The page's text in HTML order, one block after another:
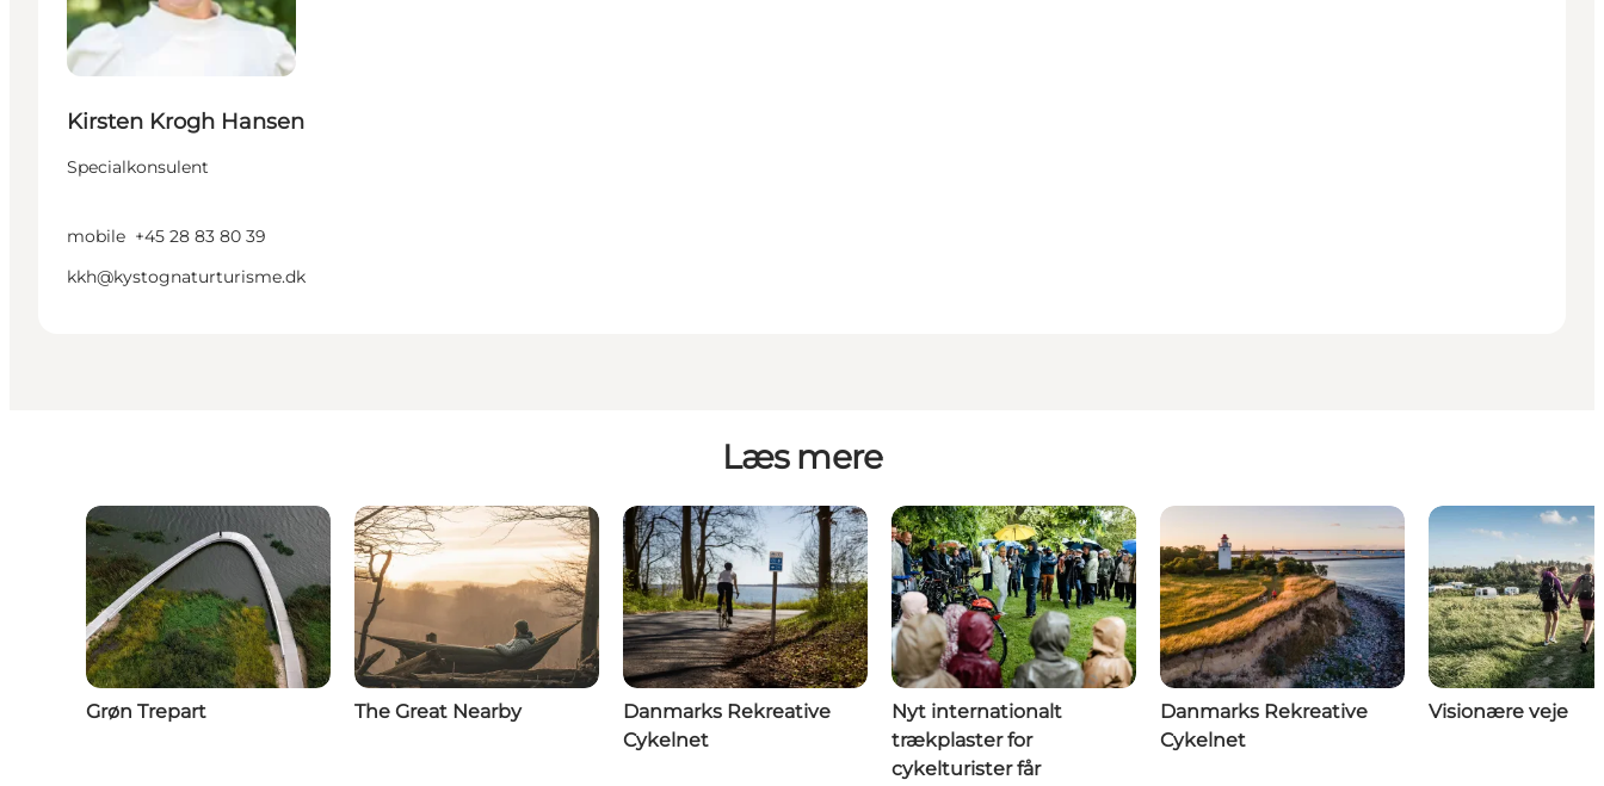
Kirsten Krogh Hansen
Specialkonsulent
mobile +45 28 83 80 39
kkh@kystognaturturisme.dk
Læs mere
Grøn Trepart The Great Nearby
Danmarks Rekreative
Cykelnet
Nyt internationalt
trækplaster for
cykelturister får
Danmarks Rekreative
Cykelnet
Visionære veje